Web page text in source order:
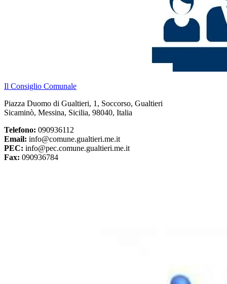
Il Consiglio Comunale
Piazza Duomo di Gualtieri, 1, Soccorso, Gualtieri
Sicaminò, Messina, Sicilia, 98040, Italia
Telefono: 090936112
Email: info@comune.gualtieri.me.it
PEC: info@pec.comune.gualtieri.me.it
Fax: 090936784